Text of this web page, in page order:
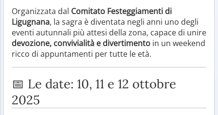
Organizzata dal Comitato Festeggiamenti di
Ligugnana, la sagra è diventata negli anni uno degli
eventi autunnali più attesi della zona, capace di unire
devozione, convivialità e divertimento in un weekend
ricco di appuntamenti per tutte le età.
📅 Le date: 10, 11 e 12 ottobre
2025